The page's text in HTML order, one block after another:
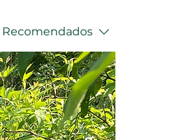
Recomendados